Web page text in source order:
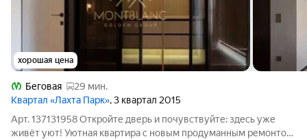
хорошая цена
Беговая
29 мин.
Квартал «Лахта Парк», 3 квартал 2015
Арт. 137131958 Откройте дверь и почувствуйте: здесь уже
живёт уют! Уютная квартира с новым продуманным ремонтом